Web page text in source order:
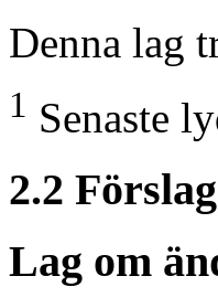
Denna lag
1 Senaste
2.2
Lag om